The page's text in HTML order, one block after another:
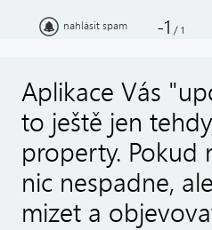
nahlásit spam -1 / 1
Aplikace Vás
to ještě jen
property. Pokud
nic nespadne,
mizet a